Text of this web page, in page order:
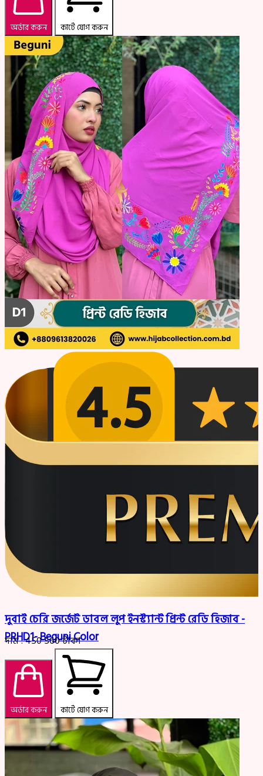
অর্ডার করুন কার্টে যোগ করুন
দুবাই চেরি জর্জেট ডাবল লুপ ইনস্ট্যান্ট প্রিন্ট রেডি হিজাব -
PRHD1- Beguni Color
দাম :450560টাকা
অর্ডার করুন কার্টে যোগ করুন